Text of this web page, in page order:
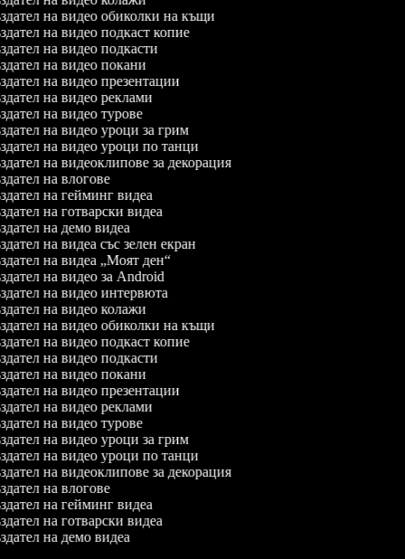
на видео обиколки на къщи
на видео подкаст копие
на видео подкасти
на видео покани
на видео презентации
на видео реклами
на видео турове
на видео уроци за грим
на видео уроци по танци
на видеоклипове за декорация
на влогове
на гейминг видеа
на готварски видеа
на демо видеа
на видеа със зелен екран
на видеа „Моят ден“
на видео за Android
на видео интервюта
на видео колажи
на видео обиколки на къщи
на видео подкаст копие
на видео подкасти
на видео покани
на видео презентации
на видео реклами
на видео турове
на видео уроци за грим
на видео уроци по танци
на видеоклипове за декорация
на влогове
на гейминг видеа
на готварски видеа
на демо видеа